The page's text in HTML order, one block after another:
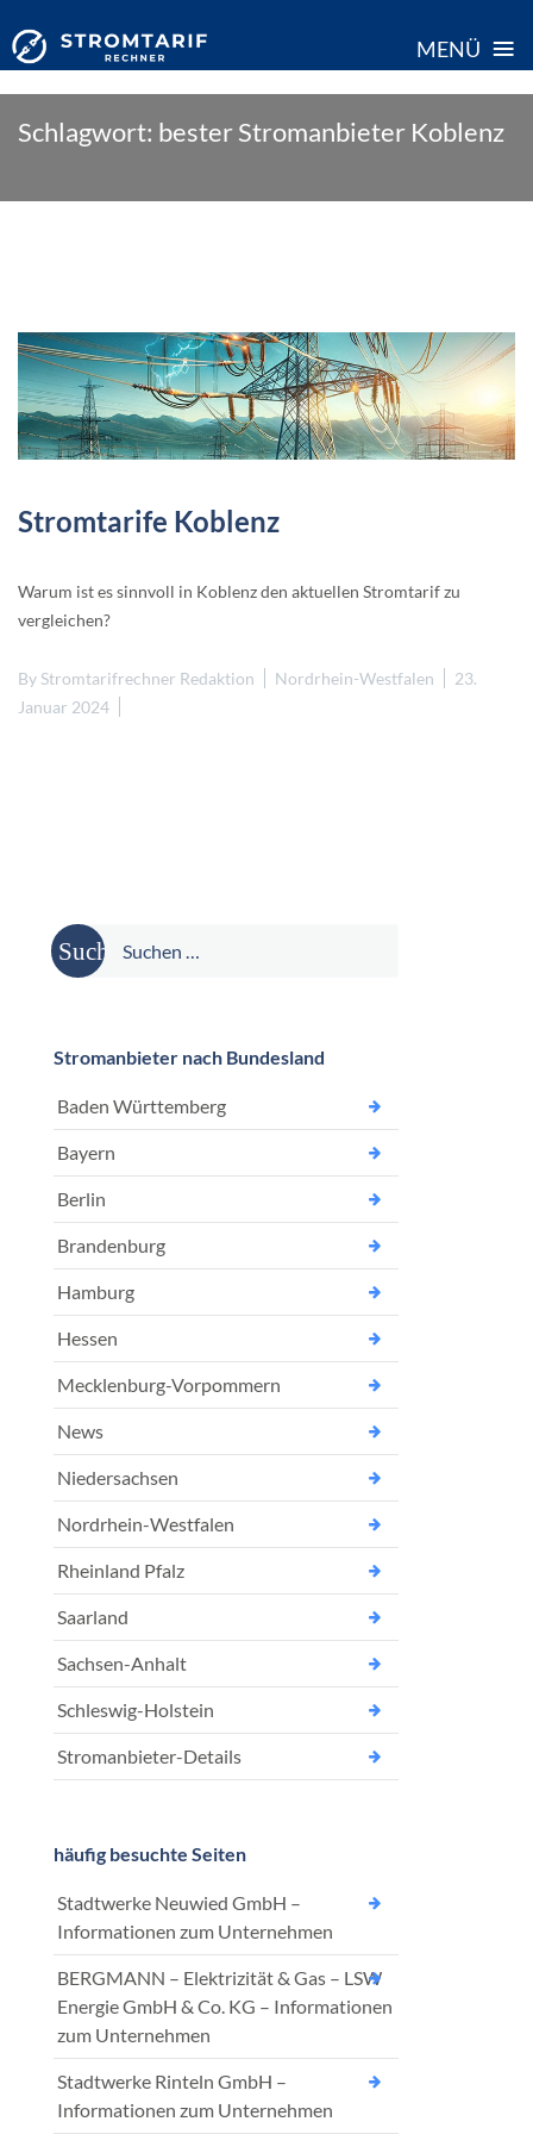
MENÜ ≡
Schlagwort: bester Stromanbieter Koblenz
Stromtarife Koblenz
Warum ist es sinnvoll in Koblenz den aktuellen Stromtarif zu
vergleichen?
By Stromtarifrechner Redaktion Nordrhein-Westfalen
23.
Januar 2024
Suche
nach:
Stromanbieter nach Bundesland
Baden Württemberg
Bayern
Berlin
Brandenburg
Hamburg
Hessen
Mecklenburg-Vorpommern
News
Niedersachsen
Nordrhein-Westfalen
Rheinland Pfalz
Saarland
Sachsen-Anhalt
Schleswig-Holstein
Stromanbieter-Details
häufig besuchte Seiten
Stadtwerke Neuwied GmbH –
Informationen zum Unternehmen
BERGMANN – Elektrizität & Gas – LSW
Energie GmbH & Co. KG – Informationen
zum Unternehmen
Stadtwerke Rinteln GmbH –
Informationen zum Unternehmen